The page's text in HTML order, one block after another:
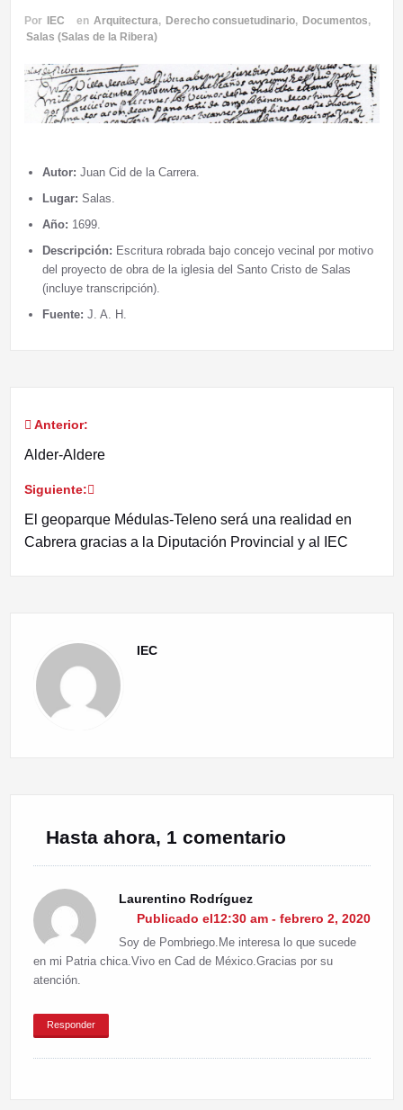
Por IEC en Arquitectura, Derecho consuetudinario, Documentos,
Salas (Salas de la Ribera)
Autor: Juan Cid de la Carrera.
Lugar: Salas.
Año: 1699.
Descripción: Escritura robrada bajo concejo vecinal por motivo
del proyecto de obra de la iglesia del Santo Cristo de Salas
(incluye transcripción).
Fuente: J. A. H.
Navegación
entradas
Anterior:
Alder-Aldere
Siguiente:
El geoparque Médulas-Teleno será una realidad en
Cabrera gracias a la Diputación Provincial y al IEC
IEC
Hasta ahora, 1 comentario
Laurentino Rodríguez
Publicado el12:30 am - febrero 2, 2020
Soy de Pombriego.Me interesa lo que sucede
en mi Patria chica.Vivo en Cad de México.Gracias por su
atención.
Responder